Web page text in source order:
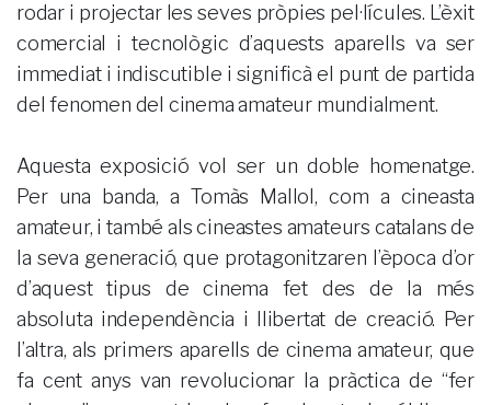
rodar i projectar les seves pròpies pel·lícules. L’èxit
comercial i tecnològic d’aquests aparells va ser
immediat i indiscutible i significà el punt de partida
del fenomen del cinema amateur mundialment.
Aquesta exposició vol ser un doble homenatge.
Per una banda, a Tomàs Mallol, com a cineasta
amateur, i també als cineastes amateurs catalans de
la seva generació, que protagonitzaren l’època d’or
d’aquest tipus de cinema fet des de la més
absoluta independència i llibertat de creació. Per
l’altra, als primers aparells de cinema amateur, que
fa cent anys van revolucionar la pràctica de “fer